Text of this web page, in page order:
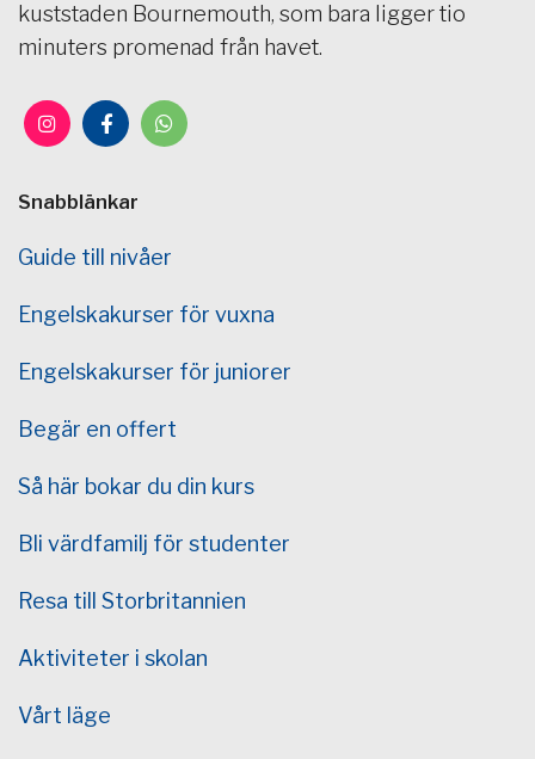
kuststaden Bournemouth, som bara ligger tio
minuters promenad från havet.
Snabblänkar
Guide till nivåer
Engelskakurser för vuxna
Engelskakurser för juniorer
Begär en offert
Så här bokar du din kurs
Bli värdfamilj för studenter
Resa till Storbritannien
Aktiviteter i skolan
Vårt läge